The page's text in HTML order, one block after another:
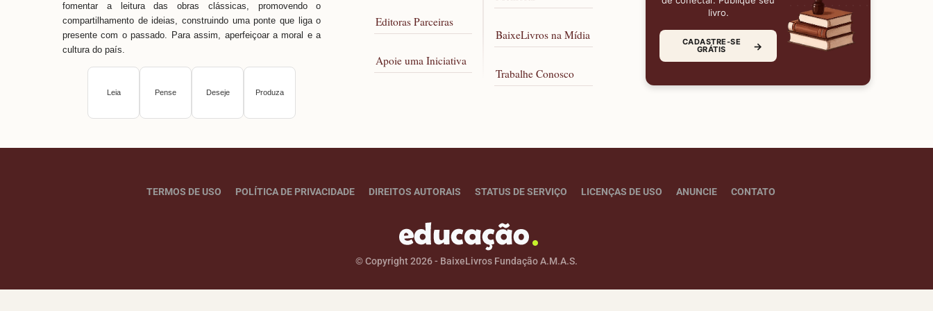
fomentar a leitura das obras clássicas, promovendo o
compartilhamento de ideias, construindo uma ponte que liga o
presente com o passado. Para assim, aperfeiçoar a moral e a
cultura do país.
Leia Pense Deseje Produza
Editoras Parceiras
Apoie uma Iniciativa
BaixeLivros na Mídia
Trabalhe Conosco
livro.
CADASTRE-SE
GRÁTIS →
TERMOS DE USO POLÍTICA DE PRIVACIDADE DIREITOS AUTORAIS STATUS DE SERVIÇO LICENÇAS DE USO ANUNCIE CONTATO
© Copyright 2026 - BaixeLivros Fundação A.M.A.S.